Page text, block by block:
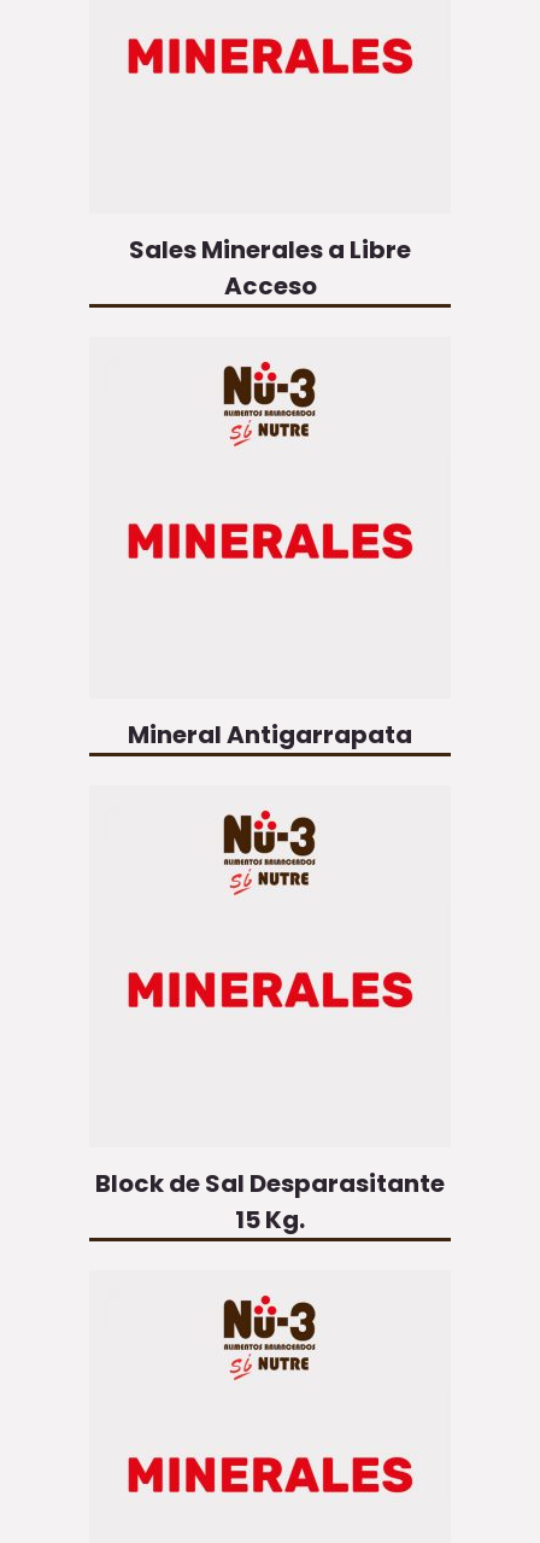
Sales Minerales a Libre
Acceso
Mineral Antigarrapata
Block de Sal Desparasitante
15 Kg.